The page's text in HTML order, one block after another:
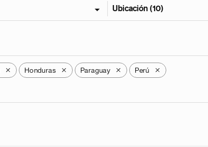
Ubicación (10)
X Honduras X Paraguay X Perú X